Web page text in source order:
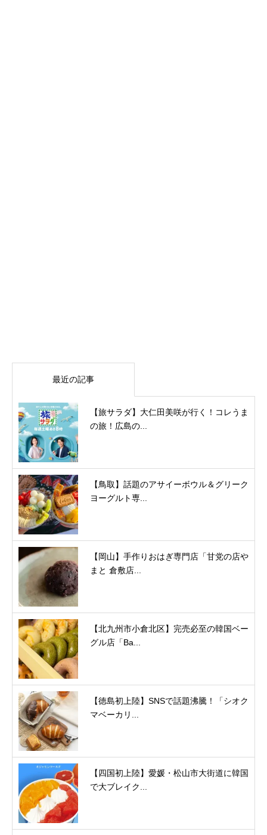
最近の記事
【旅サラダ】大仁田美咲が行く！コレうま
の旅！広島の...
【鳥取】話題のアサイーボウル＆グリーク
ヨーグルト専...
【岡山】手作りおはぎ専門店「甘党の店や
まと 倉敷店...
【北九州市小倉北区】完売必至の韓国ベー
グル店「Ba...
【徳島初上陸】SNSで話題沸騰！「シオク
マベーカリ...
【四国初上陸】愛媛・松山市大街道に韓国
で大ブレイク...